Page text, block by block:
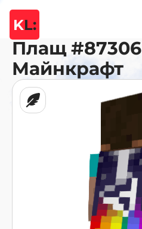
KL:
Плащ #87306
Майнкрафт